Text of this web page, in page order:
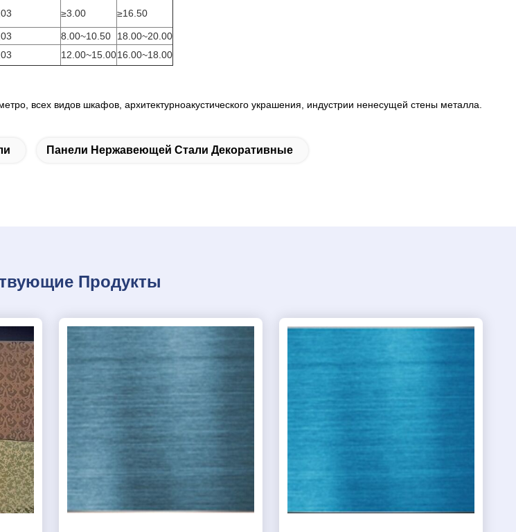
≥3.00 ≥16.50
8.00~10.50
18.00~20.00
12.00~15.0016.00~18.00
всех видов шкафов, архитектурноакустического украшения, индустрии ненесущей стены металла.
Панели Нержавеющей Стали Декоративные
Продукты